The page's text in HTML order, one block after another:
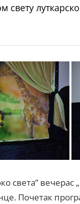
свету
света”
Почетак